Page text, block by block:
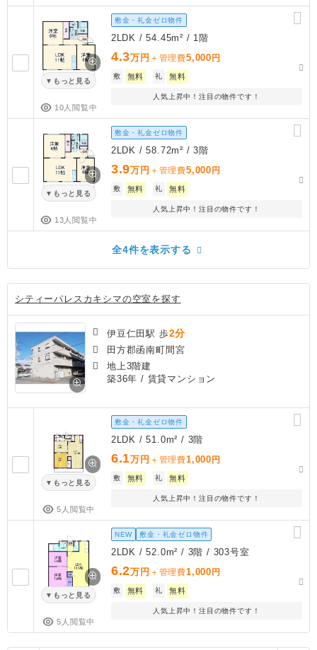
もっと見る
10人閲覧中
敷金・礼金ゼロ物件
2LDK / 54.45m² / 1階
4.3万円 ＋管理費5,000 円
敷 無料 礼 無料
人気上昇中！注目の物件です！
もっと見る
13人閲覧中
敷金・礼金ゼロ物件
2LDK / 58.72m² / 3階
3.9万円 ＋管理費5,000 円
敷 無料 礼 無料
人気上昇中！注目の物件です！
全4件を表示する
シティーパレスカキシマの空室を探す
伊豆仁田駅 歩2分
田方郡函南町間宮
地上3階建
築36年 / 賃貸マンション
もっと見る
5人閲覧中
敷金・礼金ゼロ物件
2LDK / 51.0m² / 3階
6.1万円 ＋管理費1,000 円
敷 無料 礼 無料
人気上昇中！注目の物件です！
もっと見る
5人閲覧中
NEW 敷金・礼金ゼロ物件
2LDK / 52.0m² / 3階 / 303号室
6.2万円 ＋管理費1,000 円
敷 無料 礼 無料
人気上昇中！注目の物件です！